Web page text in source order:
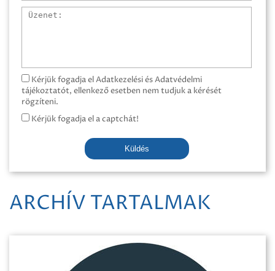
Üzenet
Kérjük fogadja el Adatkezelési és Adatvédelmi
tájékoztatót, ellenkező esetben nem tudjuk a kérését
rögzíteni.
Kérjük fogadja el a captchát!
Küldés
ARCHÍV TARTALMAK